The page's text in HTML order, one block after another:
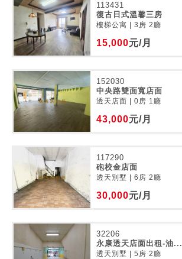
113431
復古日式溫馨三房
樓梯公寓 | 3房 2廳
15,000元/月
152030
中央路雙面寬店面
透天店面 | 0房 1廳
43,000元/月
117290
砲校金店面
透天別墅 | 6房 2廳
30,000元/月
32206
永康透天店面出租-油...
透天別墅 | 5房 2廳